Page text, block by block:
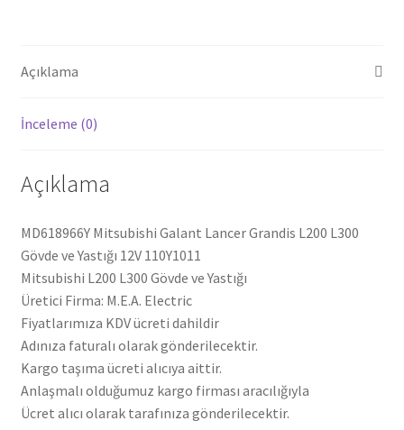
MD618966
Açıklama
İnceleme (0)
Açıklama
MD618966Y Mitsubishi Galant Lancer Grandis L200 L300
Gövde ve Yastığı 12V 110Y1011
Mitsubishi L200 L300 Gövde ve Yastığı
Üretici Firma: M.E.A. Electric
Fiyatlarımıza KDV ücreti dahildir
Adınıza faturalı olarak gönderilecektir.
Kargo taşıma ücreti alıcıya aittir.
Anlaşmalı olduğumuz kargo firması aracılığıyla
Ücret alıcı olarak tarafınıza gönderilecektir.